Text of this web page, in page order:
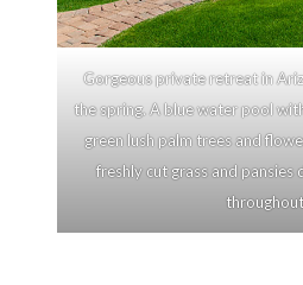
Gorgeous private retreat in
the spring. A blue water pool
green lush palm trees and
freshly cut grass and pansies